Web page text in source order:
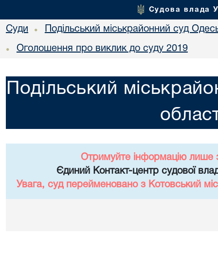
Судова влада
Суди • Подільський міськрайонний суд
• Оголошення про виклик до суду 2019
Подільський
Отримуйте інформацію лише
Єдиний Контакт-центр судової
Увага, суд перейменовано з Котовський